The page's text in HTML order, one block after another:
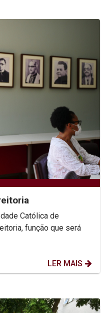
Católica de
função que será
LER MAIS